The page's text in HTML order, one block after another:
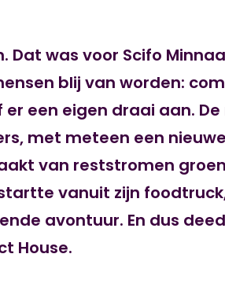
Dat was voor Scifo
blij van worden:
een eigen draai aan.
met meteen een
van reststromen
vanuit zijn
avontuur. En dus
House.